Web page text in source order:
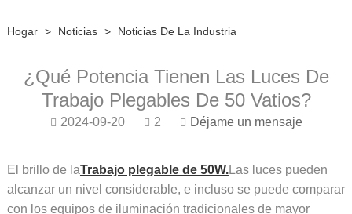
Hogar > Noticias > Noticias De La Industria
¿Qué Potencia Tienen Las Luces De
Trabajo Plegables De 50 Vatios?
2024-09-20 2 Déjame un mensaje
El brillo de laTrabajo plegable de 50W.Las luces pueden
alcanzar un nivel considerable, e incluso se puede comparar
con los equipos de iluminación tradicionales de mayor